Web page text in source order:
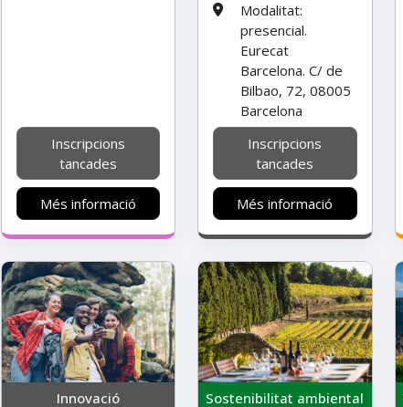
Inscripcions
tancades
Més informació
Modalitat:
presencial.
Eurecat
Barcelona. C/ de
Bilbao, 72, 08005
Barcelona
Inscripcions
tancades
Més informació
Innovació Sostenibilitat ambiental